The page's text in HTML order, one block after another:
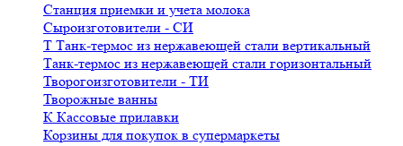
Станция приемки и учета молока
Сыроизготовители - СИ
Т Танк-термос из нержавеющей стали вертикальный
Танк-термос из нержавеющей стали горизонтальный
Творогоизготовители - ТИ
Творожные ванны
К Кассовые прилавки
Корзины для покупок в супермаркеты